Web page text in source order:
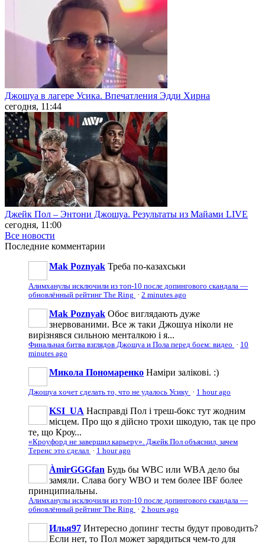
Джошуа в лагере Усика. Впечатления Эдди Хирна
сегодня, 11:44
Джейк Пол – Энтони Джошуа. Результаты из Майами LIVE
сегодня, 11:00
Все новости
Последние комментарии
Mak Poznyak Треба по-казахськи
Алимханулы исключили из топ-10 после допингового скандала —
обновлённый рейтинг The Ring · 2 minutes ago
Mak Poznyak Обоє виглядають дуже
знервованими. Все ж таки Джошуа ніколи не
вирізнявся сильною менталкою і я...
Финальная битва взглядов Джошуа и Пола перед боем: видео · 10
minutes ago
Микола Пономаренко Наміри залікові. :)
Джошуа хочет сделать то, что не удалось Усику · 1 hour ago
KSI_UA Насправді Пол і треш-бокс тут жодним
місцем. Про що я дійсно трохи шкодую, так це про
те, що Кроу...
«Кроуфорд не завершил карьеру». Джейк Пол объяснил, зачем
Теренс это сделал · 1 hour ago
ÀmirGGGfan Будь бы WBC или WBA дело бы
замяли. Слава богу WBO и тем более IBF более
принципиальны.
Алимханулы исключили из топ-10 после допингового скандала —
обновлённый рейтинг The Ring · 2 hours ago
Илья97 Интересно допинг тесты будут проводить?
Если нет, то Пол может зарядиться чем-то для